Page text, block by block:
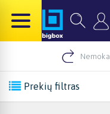
Prekių filtras